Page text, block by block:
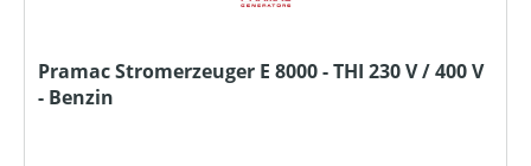
Pramac Stromerzeuger E 8000 - THI 230 V / 400 V
- Benzin